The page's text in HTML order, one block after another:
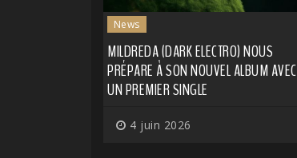
News
MILDREDA (DARK ELECTRO) NOUS
PRÉPARE À SON NOUVEL ALBUM AVEC
UN PREMIER SINGLE
4 juin 2026